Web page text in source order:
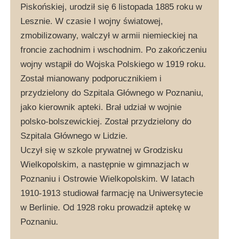
Piskońskiej, urodził się 6 listopada 1885 roku w
Lesznie. W czasie I wojny światowej,
zmobilizowany, walczył w armii niemieckiej na
froncie zachodnim i wschodnim. Po zakończeniu
wojny wstąpił do Wojska Polskiego w 1919 roku.
Został mianowany podporucznikiem i
przydzielony do Szpitala Głównego w Poznaniu,
jako kierownik apteki. Brał udział w wojnie
polsko-bolszewickiej. Został przydzielony do
Szpitala Głównego w Lidzie.
Uczył się w szkole prywatnej w Grodzisku
Wielkopolskim, a następnie w gimnazjach w
Poznaniu i Ostrowie Wielkopolskim. W latach
1910-1913 studiował farmację na Uniwersytecie
w Berlinie. Od 1928 roku prowadził aptekę w
Poznaniu.